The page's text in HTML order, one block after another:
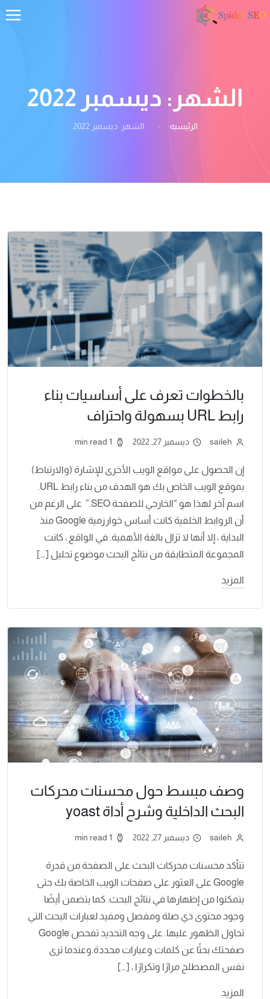
الشهر: ديسمبر 2022
الرئيسيه الشهر:ديسمبر 2022
بالخطوات تعرف على أساسيات بناء
رابط URL بسهولة واحتراف
saileh ديسمبر 27, 2022 1 min read
إن الحصول على مواقع الويب الأخرى للإشارة (والارتباط)
بموقع الويب الخاص بك هو الهدف من بناء رابط URL.
اسم آخر لهذا هو “الخارجي للصفحة SEO.” على الرغم من
أن الروابط الخلفية كانت أساس خوارزمية Google منذ
البداية ، إلا أنها لا تزال بالغة الأهمية. في الواقع ، كانت
المجموعة المتطابقة من نتائج البحث موضوع تحليل […]
المزيد
وصف مبسط حول محسنات محركات
البحث الداخلية وشرح أداة yoast
saileh ديسمبر 27, 2022 1 min read
تتأكد محسنات محركات البحث على الصفحة من قدرة
Google على العثور على صفحات الويب الخاصة بك حتى
يتمكنوا من إظهارها في نتائج البحث. كما يتضمن أيضًا
وجود محتوى ذي صلة ومفصل ومفيد لعبارات البحث التي
تحاول الظهور عليها. على وجه التحديد تفحص Google
صفحتك بحثًا عن كلمات وعبارات محددة.وعندما ترى
نفس المصطلح مرارًا وتكرارًا ، […]
المزيد